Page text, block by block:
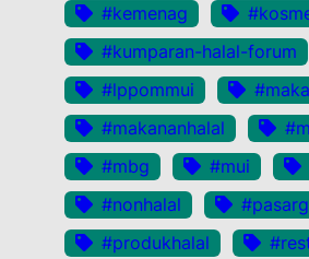
#kemenag
#kumparan-halal-forum
#lppommui
#makananhalal
#mbg
#mui
#nonhalal
#produkhalal